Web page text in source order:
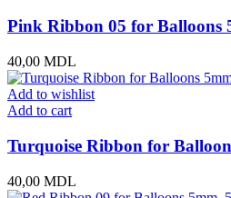
Pink Ribbon 05 for Balloons
40,00 MDL
Add to wishlist
Add to cart
Turquoise Ribbon for
40,00 MDL